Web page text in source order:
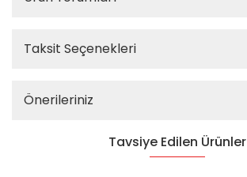
Taksit Seçenekleri
Önerileriniz
Tavsiye Edilen Ürünler